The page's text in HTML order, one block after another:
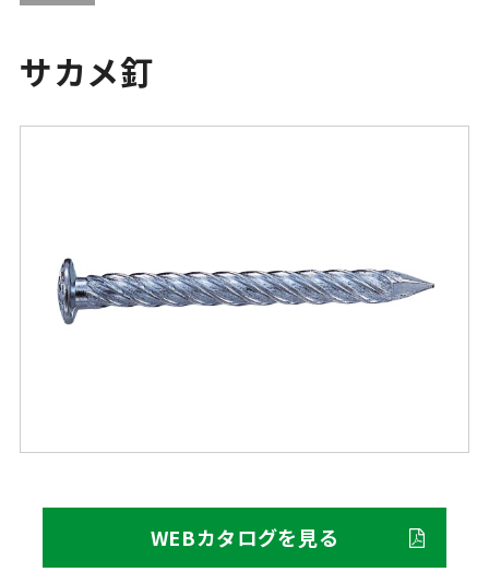
サカメ釘
WEBカタログを見る